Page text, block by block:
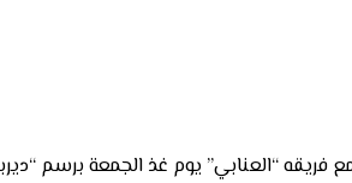
فريقه “العنابي” يوم غذ الجمعة برسم